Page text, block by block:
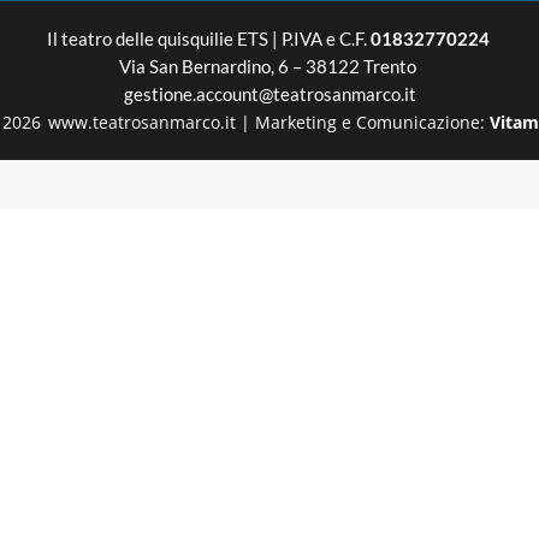
Il teatro delle quisquilieETS | P.IVA e C.F.01832770224
Via San Bernardino, 6 – 38122 Trento
gestione.account@teatrosanmarco.it
2026 www.teatrosanmarco.it | Marketing e Comunicazione: